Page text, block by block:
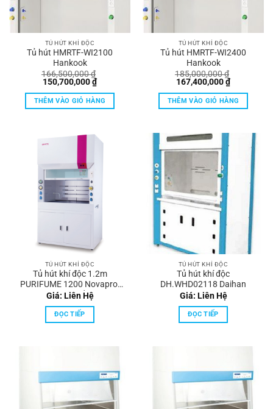
TỦ HÚT KHÍ ĐỘC
Tủ hút HMRTF-WI2100
Hankook
166,500,000₫
Giá
là:
166,500,000 ₫.
150,700,000₫Giá
hiện
tại
là:
THÊM VÀO GIỎ HÀNG
TỦ HÚT KHÍ ĐỘC
Tủ hút HMRTF-WI2400
Hankook
185,000,000₫
Giá
là:
185,000,000 ₫.
167,400,000₫Giá
hiện
tại
là:
THÊM VÀO GIỎ HÀNG
TỦ HÚT KHÍ ĐỘC
Tủ hút khí độc 1.2m
PURIFUME 1200 Novapro-
Hàn Quốc
Giá: Liên Hệ
ĐỌC TIẾP
TỦ HÚT KHÍ ĐỘC
Tủ hút khí độc
DH.WHD02118 Daihan
Giá: Liên Hệ
ĐỌC TIẾP